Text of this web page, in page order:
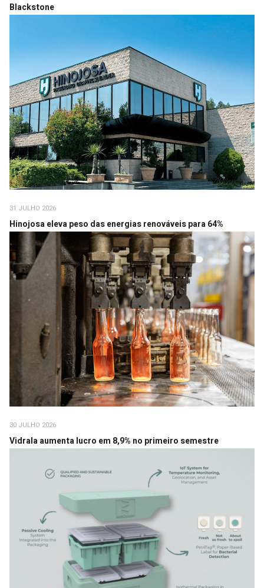
Blackstone
31 JULHO 2026
Hinojosa eleva peso das energias renováveis para 64%
30 JULHO 2026
Vidrala aumenta lucro em 8,9% no primeiro semestre